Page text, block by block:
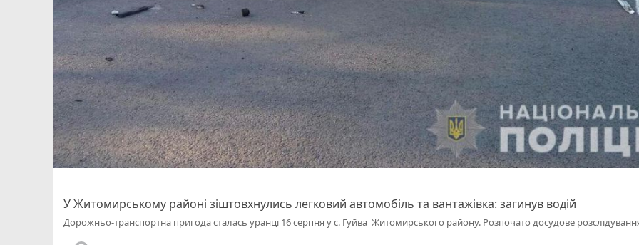
У Житомирському районі зіштовхнулись легковий автомобіль та вантажівка: загинув водій
Дорожньо-транспортна пригода сталась уранці 16 серпня у с. Гуйва Житомирського району. Розпочато досудове